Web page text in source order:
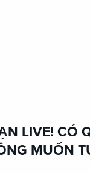
LIVE!
MUỐN